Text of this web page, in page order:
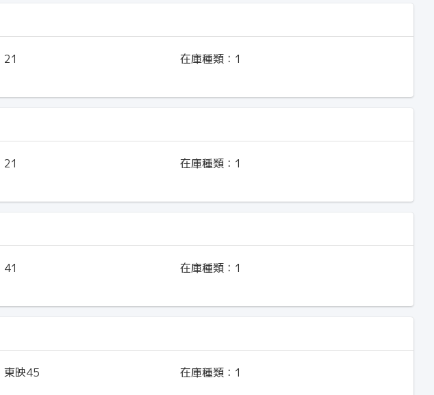
21 在庫種類： 1
21 在庫種類： 1
41 在庫種類： 1
東映45 在庫種類： 1